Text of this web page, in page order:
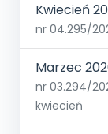
Kwiecień
nr 04.295/
Marzec
nr 03.294/
kwiecień